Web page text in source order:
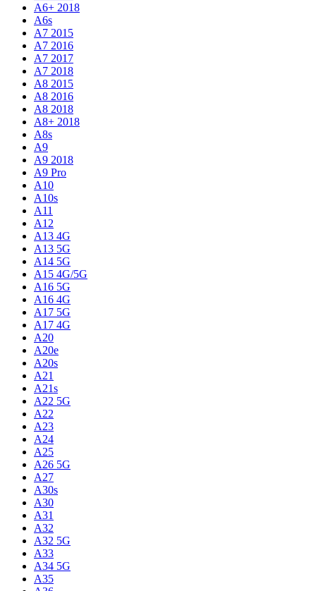
A6+ 2018
A6s
A7 2015
A7 2016
A7 2017
A7 2018
A8 2015
A8 2016
A8 2018
A8+ 2018
A8s
A9
A9 2018
A9 Pro
A10
A10s
A11
A12
A13 4G
A13 5G
A14 5G
A15 4G/5G
A16 5G
A16 4G
A17 5G
A17 4G
A20
A20e
A20s
A21
A21s
A22 5G
A22
A23
A24
A25
A26 5G
A27
A30s
A30
A31
A32
A32 5G
A33
A34 5G
A35